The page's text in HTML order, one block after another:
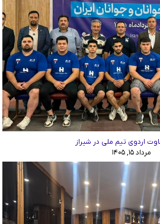
اردوی تیم ملی در شیراز
مرداد ۱۵, ۱۴۰۵